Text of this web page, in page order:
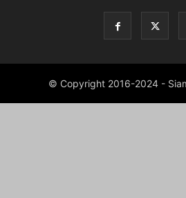
© Copyright 2016-2024 -